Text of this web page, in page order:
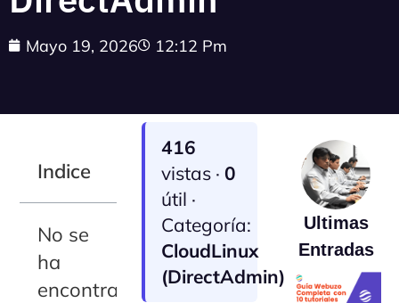
Mayo 19, 2026 12:12 Pm
Indice
No se
ha
encontrado
416
vistas ·0
útil ·
Categoría:
CloudLinux
(DirectAdmin)
Ultimas
Entradas